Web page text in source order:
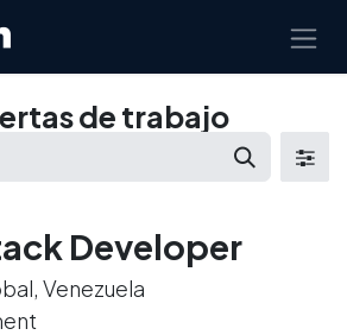
de trabajo
Developer
,Venezuela